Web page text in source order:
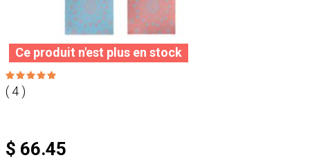
Ce produit n'est plus en stock
( 4 )
$ 66.45